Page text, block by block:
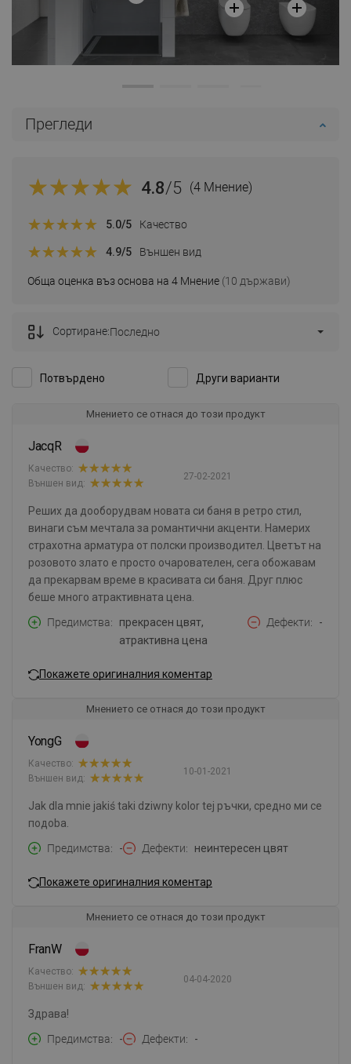
Прегледи
4.8/5 (4 Мнение)
Обща оценка въз основа на 4 Мнение (10 държави)
5.0/5 Качество
4.9/5 Външен вид
Потвърдено Други варианти
Сортиране:Последно
Мнението се отнася до този продукт
JacqR
27-02-2021
Качество:
Външен вид:
Реших да дооборудвам новата си баня в ретро стил,
винаги съм мечтала за романтични акценти. Намерих
страхотна арматура от полски производител. Цветът на
розовото злато е просто очарователен, сега обожавам
да прекарвам време в красивата си баня. Друг плюс
беше много атрактивната цена.
Предимства
прекрасен цвят,
атрактивна цена
Дефекти -
Покажете оригиналния коментар
Мнението се отнася до този продукт
YongG
10-01-2021
Качество:
Външен вид:
Jak dla mnie jakiś taki dziwny kolor tej ръчки, средно ми се
подoba.
Предимства
- Дефекти нeинтересен цвят
Покажете оригиналния коментар
Мнението се отнася до този продукт
FranW
04-04-2020
Качество:
Външен вид:
Здрава!
Предимства
- Дефекти -